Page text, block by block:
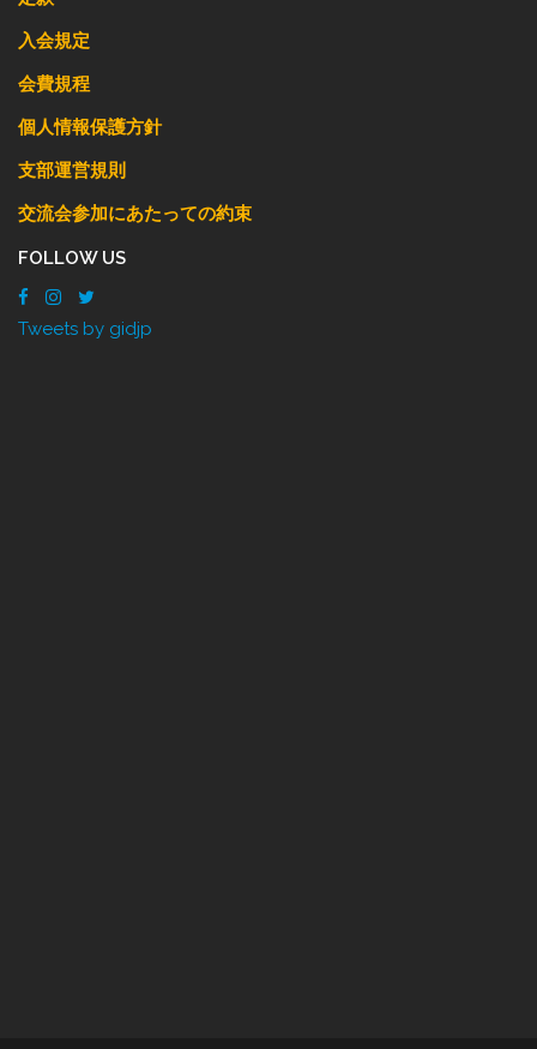
入会規定
会費規程
個人情報保護方針
支部運営規則
交流会参加にあたっての約束
FOLLOW US
Tweets by gidjp